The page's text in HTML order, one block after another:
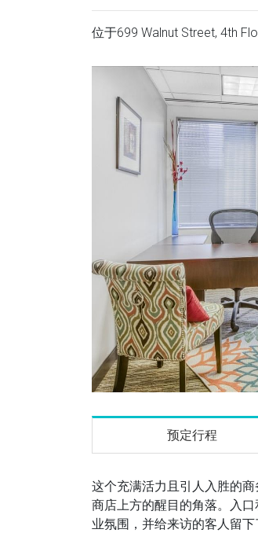
位于699 Walnut Street, 4th
预定行程
这个充满活力且引人入胜的
商店上方的醒目的角落。入
业氛围，并给来访的客人留